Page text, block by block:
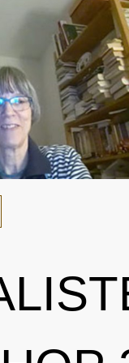
Nationales und
Sponsoring und
Jahresberichte
SPRICH'S AN